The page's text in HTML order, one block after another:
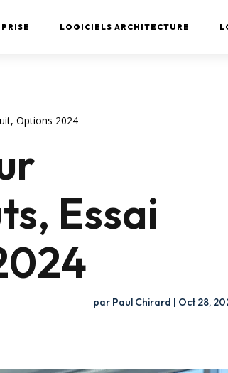
LOGICIELS ARCHITECTURE
Options 2024
Essai
par Paul Chirard | Oct 28,